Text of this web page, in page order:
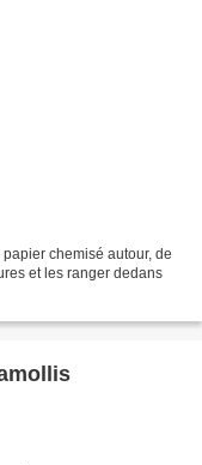
chemisé autour, de
et les ranger dedans